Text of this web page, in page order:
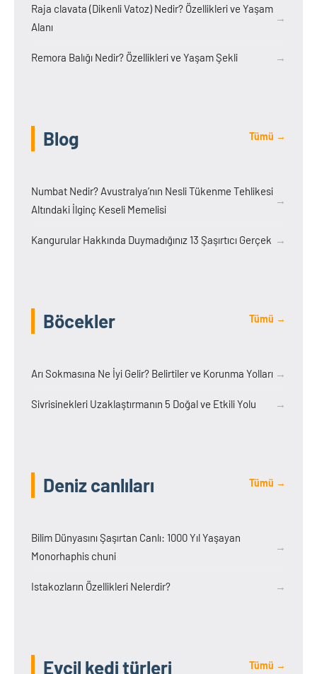
Raja clavata (Dikenli Vatoz) Nedir? Özellikleri ve Yaşam
Alanı
→
Remora Balığı Nedir? Özellikleri ve Yaşam Şekli →
Blog Tümü →
Numbat Nedir? Avustralya’nın Nesli Tükenme Tehlikesi
Altındaki İlginç Keseli Memelisi
→
Kangurular Hakkında Duymadığınız 13 Şaşırtıcı Gerçek →
Böcekler Tümü →
Arı Sokmasına Ne İyi Gelir? Belirtiler ve Korunma Yolları →
Sivrisinekleri Uzaklaştırmanın 5 Doğal ve Etkili Yolu →
Deniz canlıları Tümü →
Bilim Dünyasını Şaşırtan Canlı: 1000 Yıl Yaşayan
Monorhaphis chuni
→
Istakozların Özellikleri Nelerdir? →
Evcil kedi türleri Tümü →